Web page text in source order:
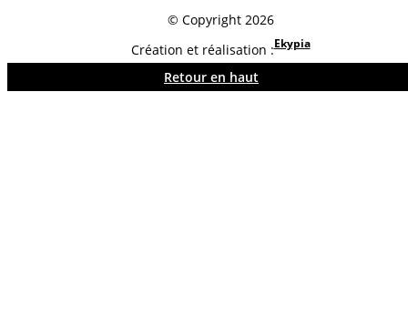
© Copyright 2026
Création et réalisation :Ekypia
Retour en haut